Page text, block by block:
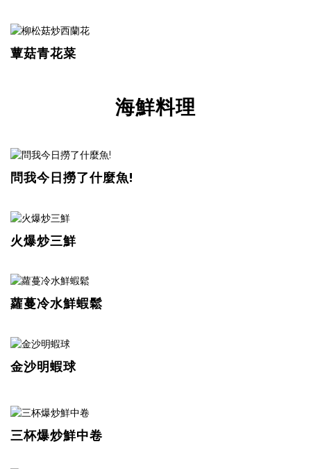
蕈菇青花菜
海鮮料理
問我今日撈了什麼魚!
火爆炒三鮮
蘿蔓冷水鮮蝦鬆
金沙明蝦球
三杯爆炒鮮中卷